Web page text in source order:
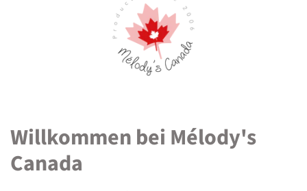
Willkommen bei Mélody's
Canada